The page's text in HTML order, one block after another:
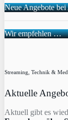
Neue Angebote
Wir empfehlen …
Streaming, Technik &
Aktuelle
Aktuell gibt es